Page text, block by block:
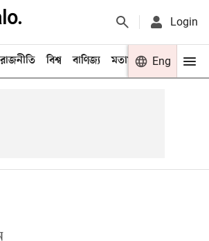
Login
রাজনীতি বিশ্ব বাণিজ্য মতামত খেলা
Eng